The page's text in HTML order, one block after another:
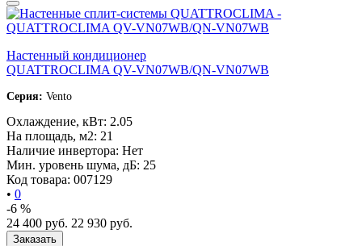
Настенный кондиционер
QUATTROCLIMA QV-VN07WB/QN-VN07WB
Серия: Vento
Охлаждение, кВт: 2.05
На площадь, м2: 21
Наличие инвертора: Нет
Мин. уровень шума, дБ: 25
Код товара: 007129
• 0
-6 %
24 400 руб. 22 930 руб.
Заказать